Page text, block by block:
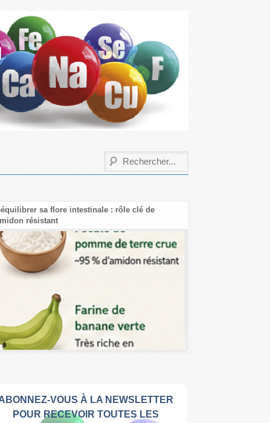
sa flore intestinale : rôle clé de
résistant
VOUS À LA NEWSLETTER
POUR RECEVOIR TOUTES LES